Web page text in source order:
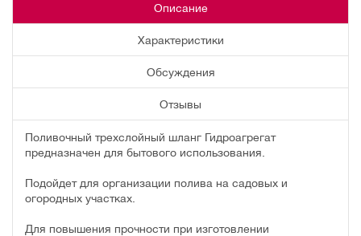
Описание
Характеристики
Обсуждения
Отзывы
Поливочный трехслойный шланг Гидроагрегат
предназначен для бытового использования.
Подойдет для организации полива на садовых и
огородных участках.
Для повышения прочности при изготовлении